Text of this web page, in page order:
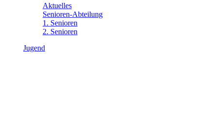
Aktuelles
Senioren-Abteilung
1. Senioren
2. Senioren
Jugend